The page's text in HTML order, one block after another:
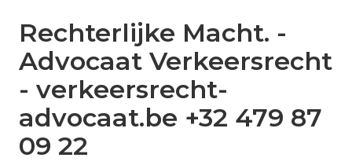
Rechterlijke Macht. -
Advocaat Verkeersrecht
- verkeersrecht-
advocaat.be +32 479 87
09 22